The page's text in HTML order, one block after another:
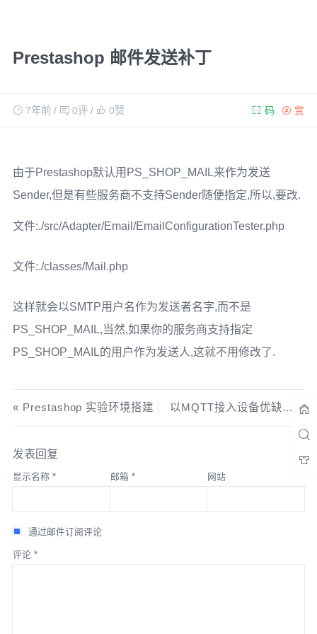
Prestashop 邮件发送补丁
7年前/ 0评/ 0赞 赏
码
由于Prestashop默认用PS_SHOP_MAIL来作为发送
Sender,但是有些服务商不支持Sender随便指定,所以,要改.
文件:./src/Adapter/Email/EmailConfigurationTester.php
文件:./classes/Mail.php
这样就会以SMTP用户名作为发送者名字,而不是
PS_SHOP_MAIL,当然,如果你的服务商支持指定
PS_SHOP_MAIL的用户作为发送人,这就不用修改了.
Prestashop 实验环境搭建 以MQTT接入设备优缺点分析
发表回复
显示名称 * 邮箱 * 网站
通过邮件订阅评论
评论 *